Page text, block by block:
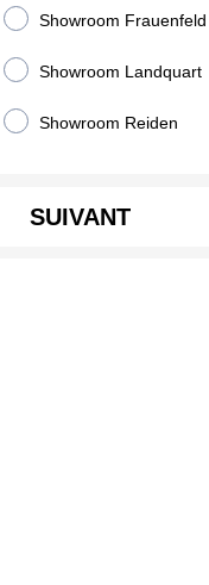
Showroom Frauenfeld
Showroom Landquart
Showroom Reiden
SUIVANT